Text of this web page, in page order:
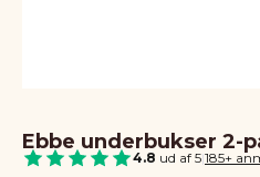
Ebbe underbukser 2-
4.8 ud af 5|185+